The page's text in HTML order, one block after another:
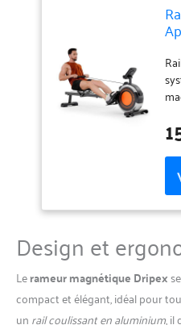
Design et
Lerameur magnétique Dripex
compact et élégant, idéal pour
un rail coulissant en aluminium, il